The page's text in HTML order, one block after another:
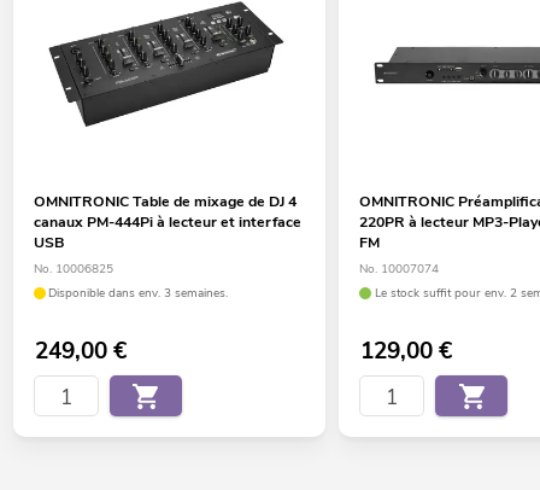
OMNITRONIC Table de mixage de DJ 4
canaux PM-444Pi à lecteur et interface
USB
No. 10006825
Disponible dans env. 3 semaines.
249,00€
OMNITRONIC
220PR à lecteur MP3-
FM
No. 10007074
Le stock suffit pour env. 2
129,00€